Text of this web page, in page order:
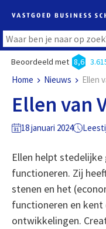
Beoordeeld met 8,6
Home Nieuws Ellen
Ellen van
18 januari 2024
Ellen helpt
functioneren. Zij
stenen en het
functioneren en
ontwikkelingen.